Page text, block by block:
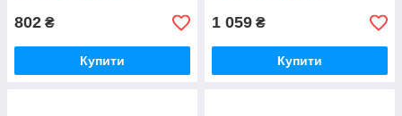
802 ₴
Купити
1 059 ₴
Купити